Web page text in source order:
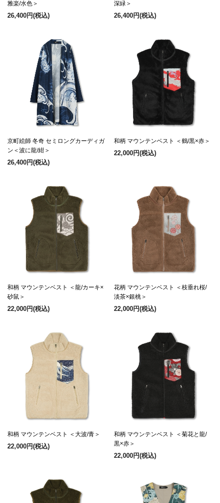
雅楽/水色＞
26,400円(税込)
深緑＞
26,400円(税込)
京町絵師 冬奇 セミロングカーディガ
ン＜波に龍/紺＞
26,400円(税込)
和柄 マウンテンベスト ＜鶴/黒×赤＞
22,000円(税込)
和柄 マウンテンベスト ＜龍/カーキ×
砂鼠＞
22,000円(税込)
花柄 マウンテンベスト ＜枝垂れ桜/
淡茶×銀桃＞
22,000円(税込)
和柄 マウンテンベスト ＜大波/青＞
22,000円(税込)
和柄 マウンテンベスト ＜菊花と龍/
黒×赤＞
22,000円(税込)